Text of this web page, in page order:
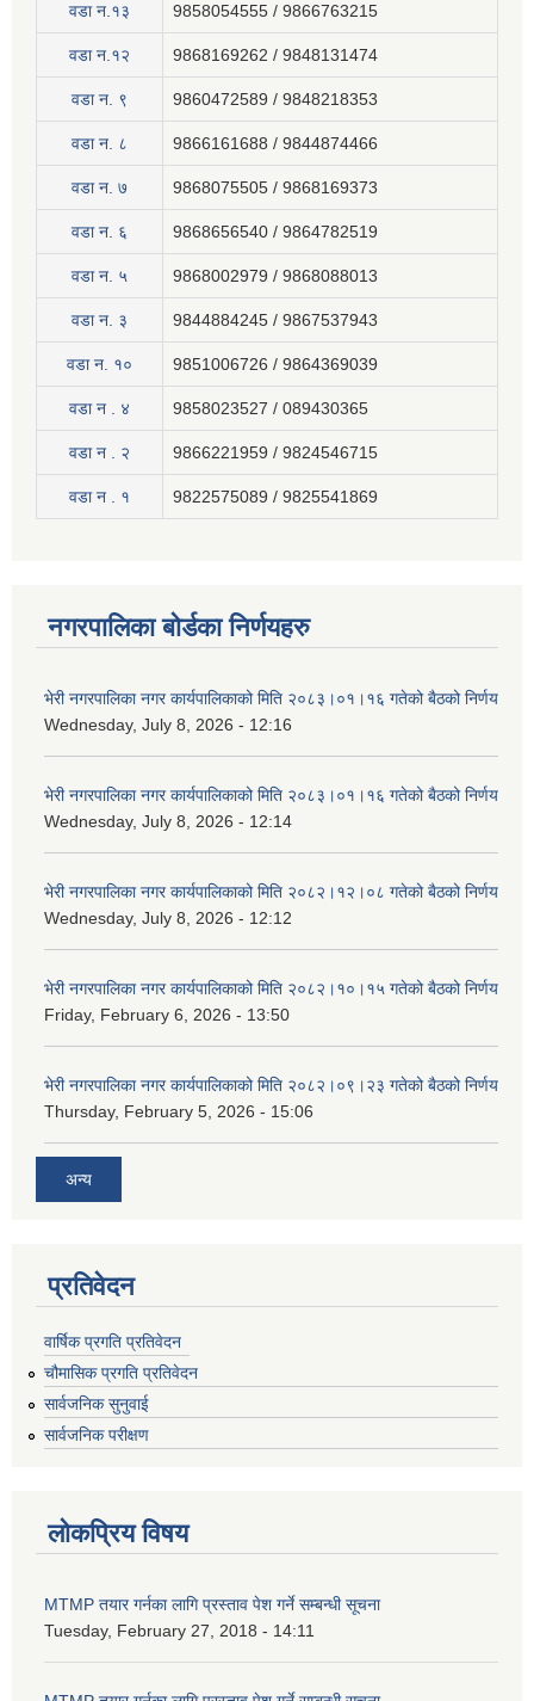
वडा न.१३ 9858054555 / 9866763215
वडा न.१२ 9868169262 / 9848131474
वडा न. ९ 9860472589 / 9848218353
वडा न. ८ 9866161688 / 9844874466
वडा न. ७ 9868075505 / 9868169373
वडा न. ६ 9868656540 / 9864782519
वडा न. ५ 9868002979 / 9868088013
वडा न. ३ 9844884245 / 9867537943
वडा न. १० 9851006726 / 9864369039
वडा न . ४ 9858023527 / 089430365
वडा न . २ 9866221959 / 9824546715
वडा न . १ 9822575089 / 9825541869
नगरपालिका बोर्डका निर्णयहरु
भेरी नगरपालिका नगर कार्यपालिकाको मिति २०८३।०१।१६ गतेको बैठको निर्णय
Wednesday, July 8, 2026 - 12:16
भेरी नगरपालिका नगर कार्यपालिकाको मिति २०८३।०१।१६ गतेको बैठको निर्णय
Wednesday, July 8, 2026 - 12:14
भेरी नगरपालिका नगर कार्यपालिकाको मिति २०८२।१२।०८ गतेको बैठको निर्णय
Wednesday, July 8, 2026 - 12:12
भेरी नगरपालिका नगर कार्यपालिकाको मिति २०८२।१०।१५ गतेको बैठको निर्णय
Friday, February 6, 2026 - 13:50
भेरी नगरपालिका नगर कार्यपालिकाको मिति २०८२।०९।२३ गतेको बैठको निर्णय
Thursday, February 5, 2026 - 15:06
अन्य
प्रतिवेदन
वार्षिक प्रगति प्रतिवेदन
चौमासिक प्रगति प्रतिवेदन
सार्वजनिक सुनुवाई
सार्वजनिक परीक्षण
लोकप्रिय विषय
MTMP तयार गर्नका लागि प्रस्ताव पेश गर्ने सम्बन्धी सूचना
Tuesday, February 27, 2018 - 14:11